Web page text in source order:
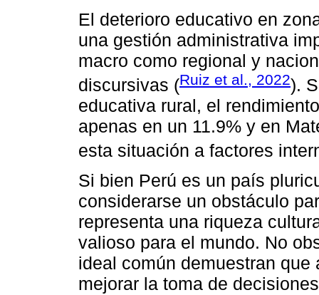
El deterioro educativo en
una gestión administrativa
macro como regional y
discursivas (Ruiz et al., 2022).
educativa rural, el
apenas en un 11.9% y en
esta situación a factores
Si bien Perú es un país
considerarse un obstáculo
representa una riqueza
valioso para el mundo. No
ideal común demuestran
mejorar la toma de